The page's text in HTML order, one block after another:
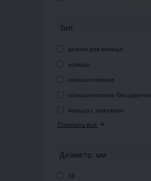
Тип
зажим для кольца
кольцо
кольцо плоское
кольцо плоское бесшумное
кольцо с зажимом
Показать все
Диаметр, мм
16